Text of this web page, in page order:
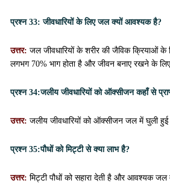
प्रश्न 33: जीवधारियों के लिए जल क्यों आवश्यक है?
उत्तर: जल जीवधारियों के शरीर की जैविक क्रियाओं
लगभग 70% भाग होता है और जीवन बनाए रखने के लिए
प्रश्न 34:जलीय जीवधारियों को ऑक्सीजन कहाँ से
उत्तर: जलीय जीवधारियों को ऑक्सीजन जल में घुली हुई
प्रश्न 35:पौधों को मिट्टी से क्या लाभ है?
उत्तर: मिट्टी पौधों को सहारा देती है और आवश्यक